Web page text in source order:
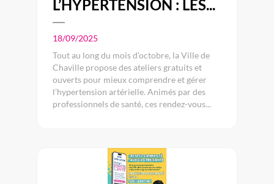
L’HYPERTENSION : LES...
18/09/2025
Tout au long du mois d’octobre, la Ville de
Chaville propose des ateliers gratuits et
ouverts pour mieux comprendre et gérer
l’hypertension artérielle. Animés par des
professionnels de santé, ces rendez-vous...